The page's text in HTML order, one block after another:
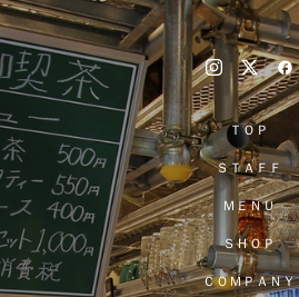
ＴＯＰ
ＳＴＡＦＦ
ＭＥＮＵ
ＳＨＯＰ
ＣＯＭＰＡＮＹ